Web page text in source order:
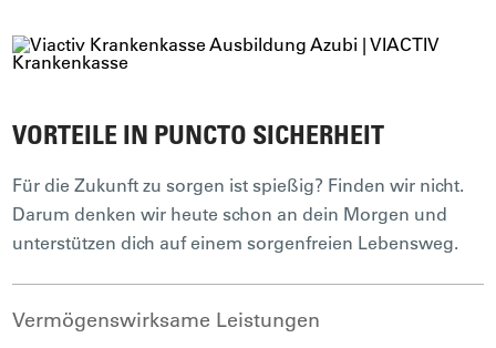
dich in deiner Abteilung unterstützt.
VORTEILE IN PUNCTO SICHERHEIT
Für die Zukunft zu sorgen ist spießig? Finden wir nicht.
Darum denken wir heute schon an dein Morgen und
unterstützen dich auf einem sorgenfreien Lebensweg.
Vermögenswirksame Leistungen